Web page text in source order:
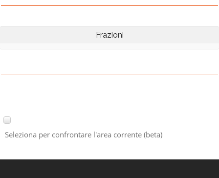
Frazioni
Seleziona per confrontare l'area corrente (beta)